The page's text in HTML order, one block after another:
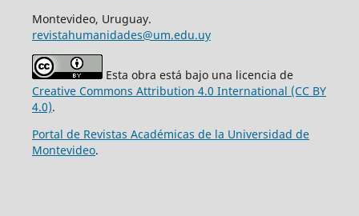
Montevideo, Uruguay.
revistahumanidades@um.edu.uy
Esta obra está bajo una licencia de
Creative Commons Attribution 4.0 International (CC BY
4.0).
Portal de Revistas Académicas de la Universidad de
Montevideo.